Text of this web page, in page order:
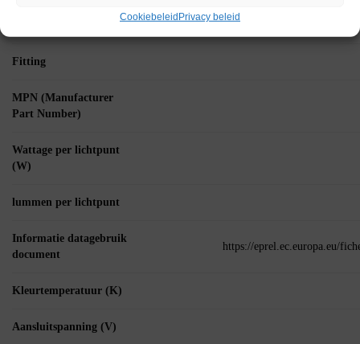
Cookiebeleid Privacy beleid
Fitting
MPN (Manufacturer
Part Number)
Wattage per lichtpunt
(W)
lummen per lichtpunt
Informatie datagebruik
document
https://eprel.ec.europa.eu/
Kleurtemperatuur (K)
Aansluitspanning (V)